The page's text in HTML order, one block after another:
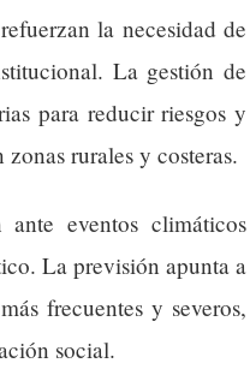
la necesidad de
La gestión de
para reducir riesgos y
rurales y costeras.
eventos climáticos
La previsión apunta a
frecuentes y severos,
social.